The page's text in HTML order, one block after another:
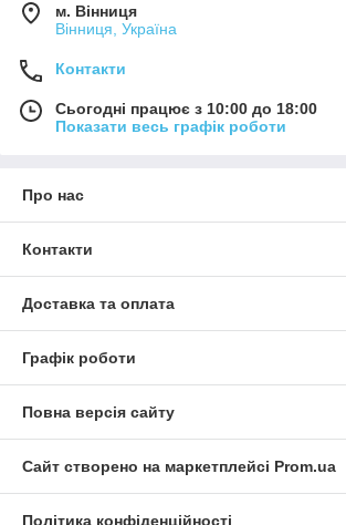
м. Вінниця
Вінниця, Україна
Контакти
Сьогодні працює з 10:00 до 18:00
Показати весь графік роботи
Про нас
Контакти
Доставка та оплата
Графік роботи
Повна версія сайту
Сайт створено на маркетплейсі Prom.ua
Політика конфіденційності